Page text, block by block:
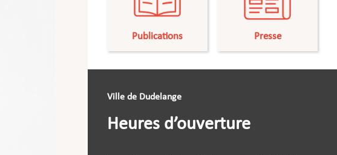
Publications Presse
Ville de Dudelange
Heures d’ouverture